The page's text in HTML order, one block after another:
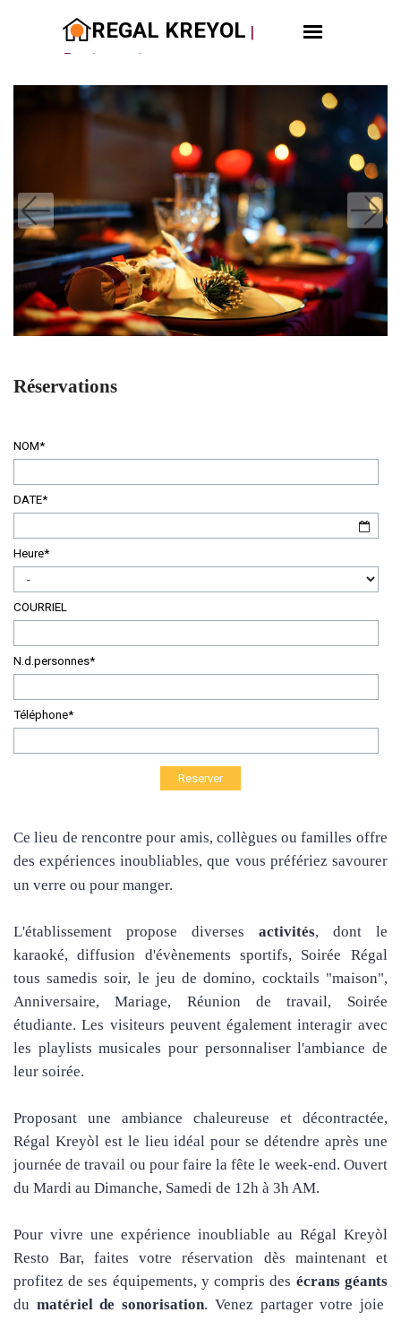
REGAL KREYOL |
Restaurant
Réservations
NOM*
DATE*
Heure*
COURRIEL
N.d.personnes*
Téléphone*
Ce lieu de rencontre pour amis, collègues ou familles offre
des expériences inoubliables, que vous préfériez savourer
un verre ou pour manger.
L'établissement propose diverses activités, dont le
karaoké,diffusion d'évènements sportifs, Soirée Régal
tous samedis soir, le jeu de domino, cocktails "maison",
Anniversaire, Mariage, Réunion de travail, Soirée
étudiante.Les visiteurs peuvent également interagir avec
les playlists musicales pour personnaliser l'ambiance de
leur soirée.
Proposant une ambiance chaleureuse et décontractée,
Régal Kreyòl est le lieu idéal pour se détendre après une
journée de travail ou pour faire la fête le week-end. Ouvert
du Mardi au Dimanche, Samedi de 12h à 3h AM.
Pour vivre une expérience inoubliable au Régal Kreyòl
Resto Bar, faites votre réservation dès maintenant et
profitez de ses équipements, y compris des écrans géants
du matériel de sonorisation. Venez partager votre joie